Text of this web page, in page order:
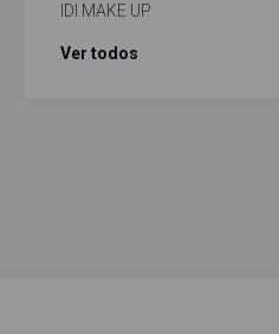
IDI MAKE UP
Ver todos